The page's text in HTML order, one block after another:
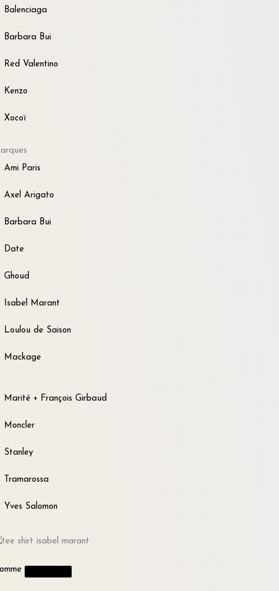
Balenciaga
Barbara Bui
Red Valentino
Kenzo
Xocoï
Ami Paris
Axel Arigato
Barbara Bui
Date
Ghoud
Isabel Marant
Loulou de Saison
Mackage
Marité + François Girbaud
Moncler
Stanley
Tramarossa
Yves Salomon